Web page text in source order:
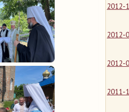
2012-
2012-
2012-
2011-